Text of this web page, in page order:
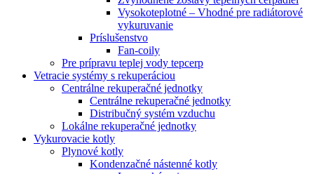
Vysokoteplotné – Vhodné pre radiátorové
vykuruvanie
Príslušenstvo
Fan-coily
Pre prípravu teplej vody tepcerp
Vetracie systémy s rekuperáciou
Centrálne rekuperačné jednotky
Centrálne rekuperačné jednotky
Distribučný systém vzduchu
Lokálne rekuperačné jednotky
Vykurovacie kotly
Plynové kotly
Kondenzačné nástenné kotly